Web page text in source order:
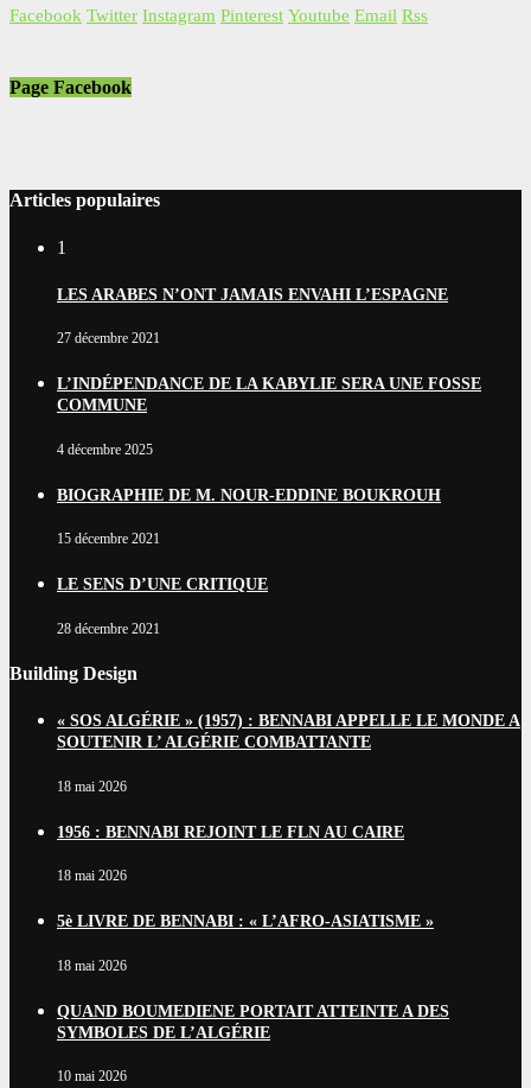
Facebook Twitter Instagram Pinterest Youtube Email Rss
Page Facebook
Articles populaires
1
LES ARABES N’ONT JAMAIS ENVAHI L’ESPAGNE
27 décembre 2021
L’INDÉPENDANCE DE LA KABYLIE SERA UNE FOSSE
COMMUNE
4 décembre 2025
BIOGRAPHIE DE M. NOUR-EDDINE BOUKROUH
15 décembre 2021
LE SENS D’UNE CRITIQUE
28 décembre 2021
Building Design
« SOS ALGÉRIE » (1957) : BENNABI APPELLE LE MONDE A
SOUTENIR L’ ALGÉRIE COMBATTANTE
18 mai 2026
1956 : BENNABI REJOINT LE FLN AU CAIRE
18 mai 2026
5è LIVRE DE BENNABI : « L’AFRO-ASIATISME »
18 mai 2026
QUAND BOUMEDIENE PORTAIT ATTEINTE A DES
SYMBOLES DE L’ALGÉRIE
10 mai 2026